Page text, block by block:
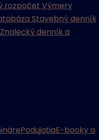
rozpočet Výmery
Stavebný denník
Znalecký denník a
PodujatiaE-booky a